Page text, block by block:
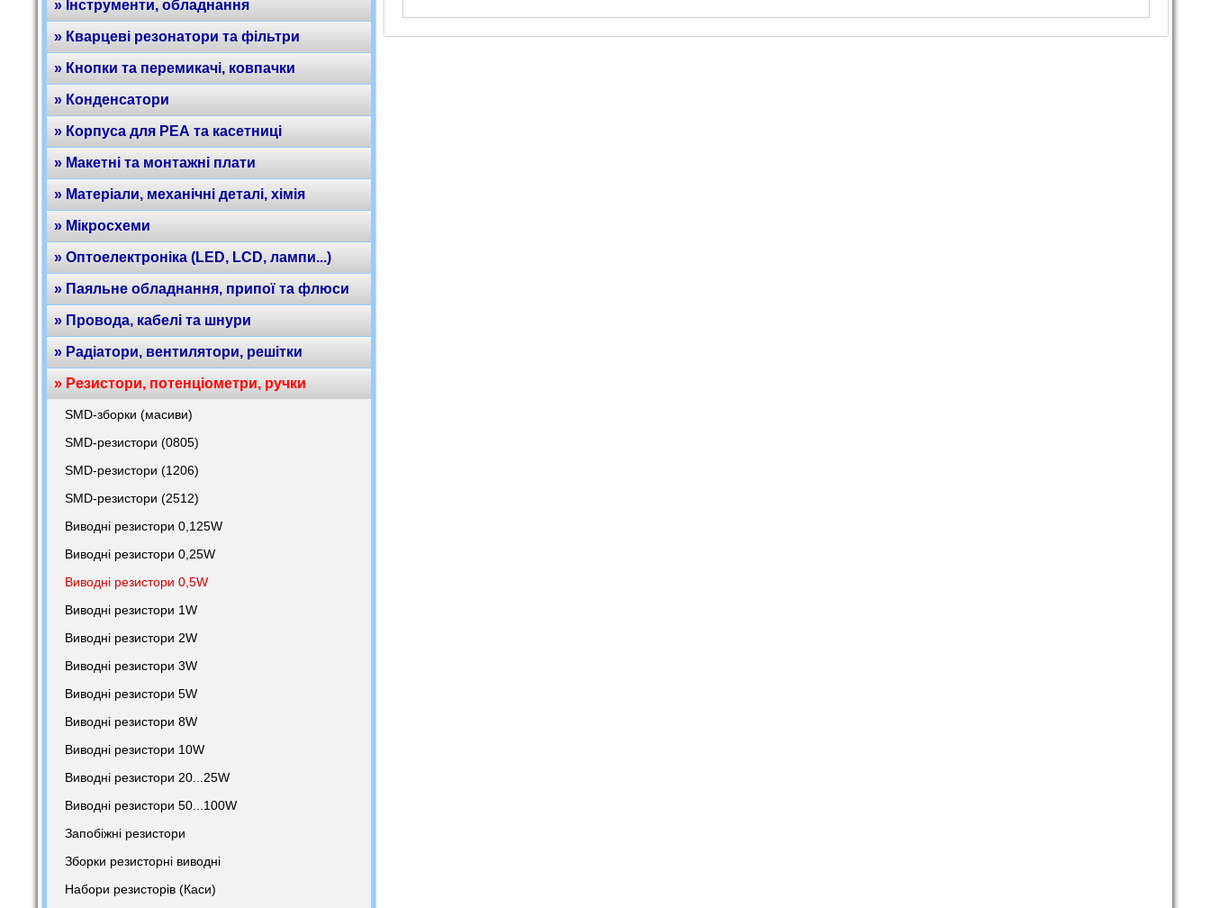
» Інструменти, обладнання
» Кварцеві резонатори та фільтри
» Кнопки та перемикачі, ковпачки
» Конденсатори
» Корпуса для РЕА та касетниці
» Макетні та монтажні плати
» Матеріали, механічні деталі, хімія
» Мікросхеми
» Оптоелектроніка (LED, LCD, лампи...)
» Паяльне обладнання, припої та флюси
» Провода, кабелі та шнури
» Радіатори, вентилятори, решітки
» Резистори, потенціометри, ручки
SMD-зборки (масиви)
SMD-резистори (0805)
SMD-резистори (1206)
SMD-резистори (2512)
Виводні резистори 0,125W
Виводні резистори 0,25W
Виводні резистори 0,5W
Виводні резистори 1W
Виводні резистори 2W
Виводні резистори 3W
Виводні резистори 5W
Виводні резистори 8W
Виводні резистори 10W
Виводні резистори 20...25W
Виводні резистори 50...100W
Запобіжні резистори
Зборки резисторні виводні
Набори резисторів (Каси)